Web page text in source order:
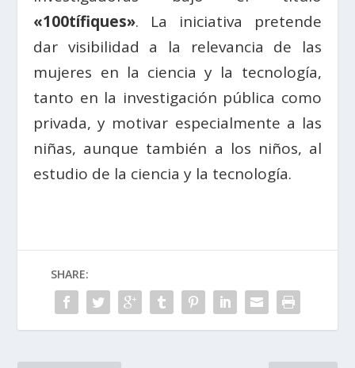
«100tífiques». La iniciativa pretende
dar visibilidad a la relevancia de las
mujeres en la ciencia y la tecnología,
tanto en la investigación pública como
privada, y motivar especialmente a las
niñas, aunque también a los niños, al
estudio de la ciencia y la tecnología.
SHARE: